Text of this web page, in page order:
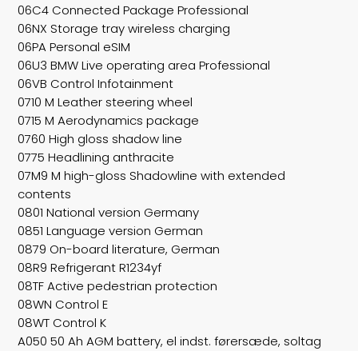
06C4 Connected Package Professional
06NX Storage tray wireless charging
06PA Personal eSIM
06U3 BMW Live operating area Professional
06VB Control Infotainment
0710 M Leather steering wheel
0715 M Aerodynamics package
0760 High gloss shadow line
0775 Headlining anthracite
07M9 M high-gloss Shadowline with extended
contents
0801 National version Germany
0851 Language version German
0879 On-board literature, German
08R9 Refrigerant R1234yf
08TF Active pedestrian protection
08WN Control E
08WT Control K
A050 50 Ah AGM battery, el indst. førersæde, soltag